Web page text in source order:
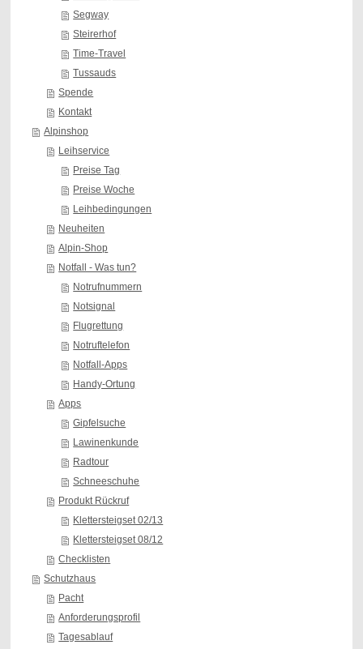
Segway
Steirerhof
Time-Travel
Tussauds
Spende
Kontakt
Alpinshop
Leihservice
Preise Tag
Preise Woche
Leihbedingungen
Neuheiten
Alpin-Shop
Notfall - Was tun?
Notrufnummern
Notsignal
Flugrettung
Notruftelefon
Notfall-Apps
Handy-Ortung
Apps
Gipfelsuche
Lawinenkunde
Radtour
Schneeschuhe
Produkt Rückruf
Klettersteigset 02/13
Klettersteigset 08/12
Checklisten
Schutzhaus
Pacht
Anforderungsprofil
Tagesablauf